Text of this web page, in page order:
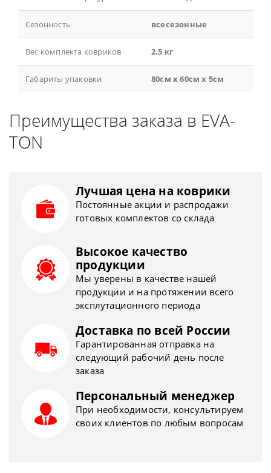
Сезонность всесезонные
Вес комплекта ковриков 2.5 кг
Габариты упаковки 80см x 60см x 5см
Преимущества заказа в EVA-
TON
Лучшая цена на коврики
Постоянные акции и распродажи
готовых комплектов со склада
Высокое качество
продукции
Мы уверены в качестве нашей
продукции и на протяжении всего
эксплутационного периода
Доставка по всей России
Гарантированная отправка на
следующий рабочий день после
заказа
Персональный менеджер
При необходимости, консультируем
своих клиентов по любым вопросам